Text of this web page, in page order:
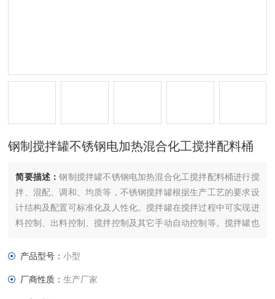
钢制搅拌罐不锈钢电加热混合化工搅拌配料桶
简要描述：钢制搅拌罐不锈钢电加热混合化工搅拌配料桶进行搅
拌、混配、调和、均质等，不锈钢搅拌罐根据生产工艺的要求设
计结构及配置可标准化及人性化。搅拌罐在搅拌过程中可实现进
料控制、出料控制、搅拌控制及其它手动自动控制等。搅拌罐也
食品、科研等行业。该设备可根据用户产品的工艺要求选用碳钢
艺和生产需要。
产品型号：小型
厂商性质：生产厂家